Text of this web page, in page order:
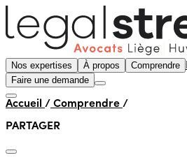
Nos expertises À propos Comprendre
Faire une demande
Accueil / Comprendre /
PARTAGER